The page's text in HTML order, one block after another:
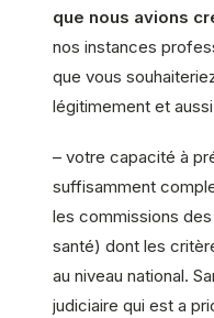
que nous avions
nos instances
que vous
légitimement et
– votre capacité à
suffisamment
les commissions
santé) dont les
au niveau national.
judiciaire qui est a